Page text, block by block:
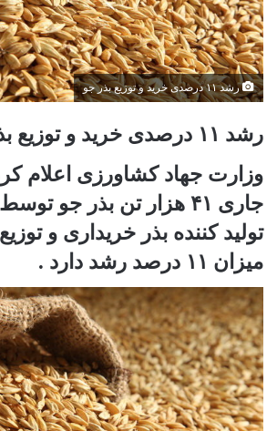
رشد ۱۱ درصدی خرید و توزیع بذر جو
رشد ۱۱ درصدی خرید و توزیع بذر جو.
وزارت جهاد کشاورزی اعلام
جاری ۴۱ هزار تن بذر جو
تولید کننده بذر خریداری و
میزان ۱۱ درصد رشد دارد .